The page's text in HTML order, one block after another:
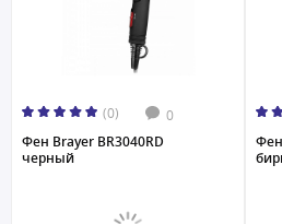
(0) 0
Фен Brayer BR3040RD
черный